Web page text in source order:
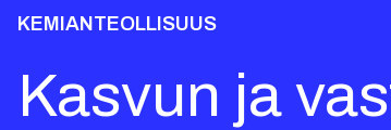
KEMIANTEOLLISUUS
Kasvun ja